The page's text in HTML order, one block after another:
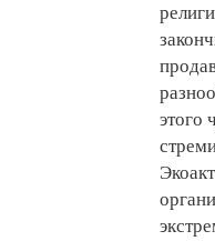
этого